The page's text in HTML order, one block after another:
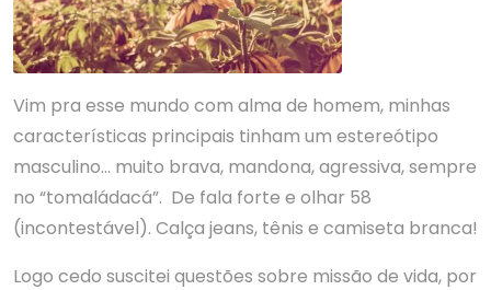
Vim pra esse mundo com alma de homem, minhas
características principais tinham um estereótipo
masculino… muito brava, mandona, agressiva, sempre
no “tomaládacá”. De fala forte e olhar 58
(incontestável). Calça jeans, tênis e camiseta branca!
Logo cedo suscitei questões sobre missão de vida, por